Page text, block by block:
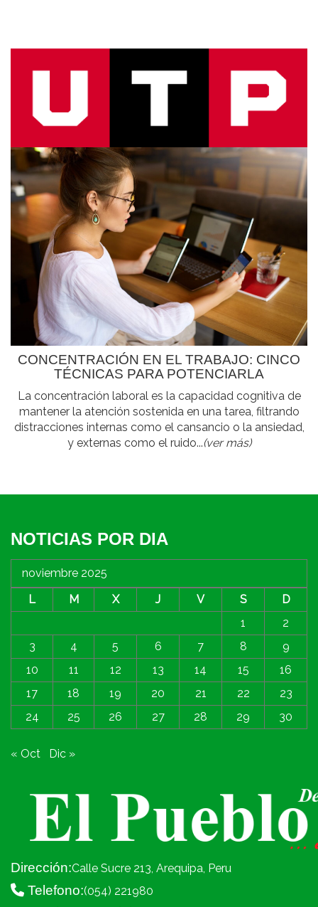
CONCENTRACIÓN EN EL TRABAJO: CINCO
TÉCNICAS PARA POTENCIARLA
La concentración laboral es la capacidad cognitiva de
mantener la atención sostenida en una tarea, filtrando
distracciones internas como el cansancio o la ansiedad,
y externas como el ruido...(ver más)
NOTICIAS POR DIA
noviembre 2025
L
M X J V S
D
1
2
3
4 5 6 7 8
9
10
11 12 13 14 15
16
17
18 19 20 21 22
23
24
25 26 27 28 29 30
« Oct Dic »
Dirección:Calle Sucre 213, Arequipa, Peru
Telefono:(054) 221980